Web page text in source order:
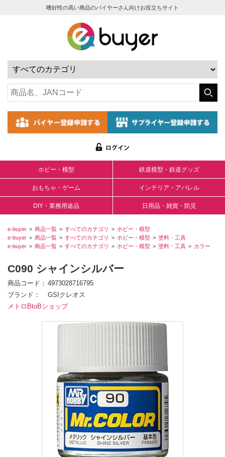
嗜好性の高い商品のバイヤーさん向けお役立ちサイト
ホビー・模型 鉄道模型・鉄道グッズ
おもちゃ・ゲーム インテリア・アパレル
DIY・業務用途品 日用品・雑貨・防災
e-buyer 商品一覧 すべてのカテゴリ
ホビー・模型
e-buyer
商品一覧 すべてのカテゴリ ホビー・模型
塗料・工具
e-buyer
商品一覧 すべてのカテゴリ ホビー・模型 塗料・工具 カラー
C090 シャインシルバー
商品コード
4973028716795
ブランド
GSIクレオス
メトロBtoBショップ